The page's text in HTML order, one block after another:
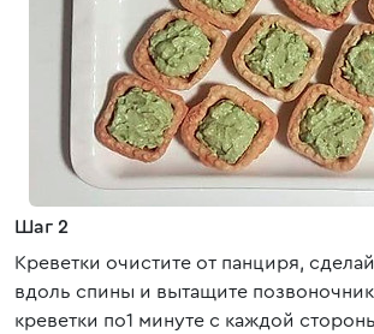
Шаг 2
Креветки очистите от панциря,
вдоль спины и вытащите
креветки по1 минуте с каждой